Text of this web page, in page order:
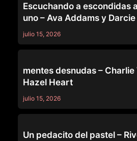
Escuchando a escondidas
uno – Ava Addams y
julio 15, 2026
mentes desnudas – Charlie
Hazel Heart
julio 15, 2026
Un pedacito del pastel –